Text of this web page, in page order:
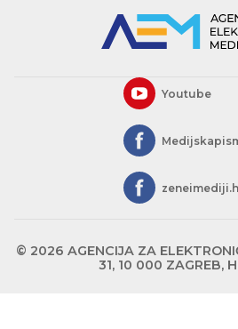
Youtube
© 2026 AGENCIJA ZA
31, 10 000 ZAGREB,